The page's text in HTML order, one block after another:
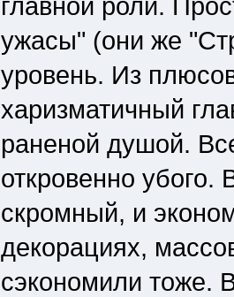
ужасы" (они же
уровень. Из
харизматичный
раненой душой.
откровенно
скромный, и
декорациях,
сэкономили тоже.